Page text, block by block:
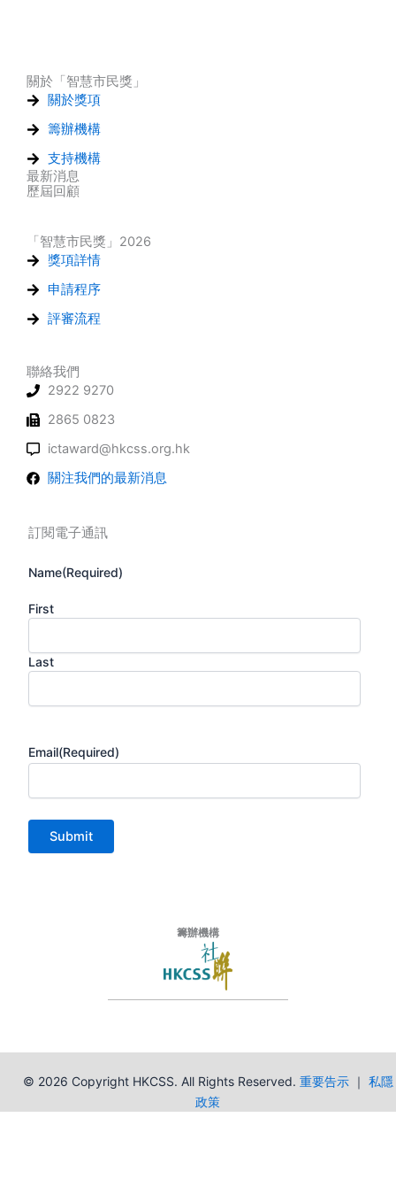
關於「智慧市民獎」
關於獎項
籌辦機構
支持機構
最新消息
歷屆回顧
「智慧市民獎」2026
獎項詳情
申請程序
評審流程
聯絡我們
2922 9270
2865 0823
ictaward@hkcss.org.hk
關注我們的最新消息
訂閱電子通訊
Name(Required)
First
Last
Email(Required)
籌辦機構
© 2026 Copyright HKCSS. All Rights Reserved. 重要告示｜ 私隱
政策